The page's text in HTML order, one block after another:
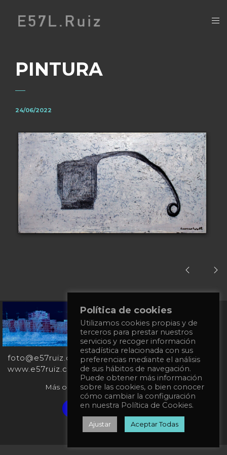
PINTURA
24/06/2022
651
862
863
foto@e57ruiz.com
www.e57ruiz.com
Más obras en la galería virtual Singulart:
Verified artist on Singulart
Política de privacidad
Política de Cookies
Política de cookies
Utilizamos cookies propias y de
terceros para prestar nuestros
servicios y recoger información
estadística relacionada con sus
preferencias mediante el análisis
de sus hábitos de navegación.
Puede obtener más información
sobre las cookies, o bien conocer
cómo cambiar la configuración
en nuestra Política de Cookies.
Ajustar Aceptar Todas